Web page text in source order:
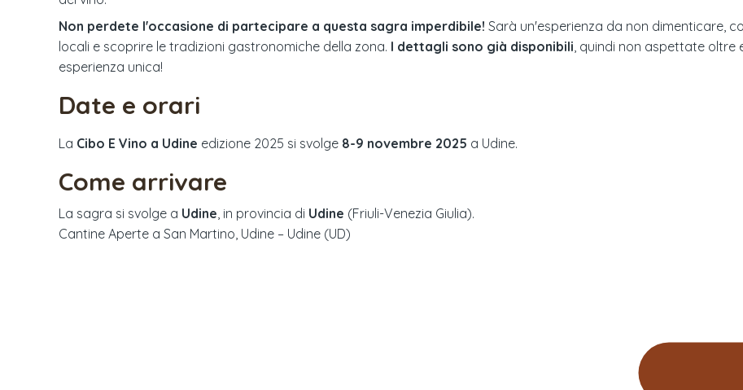
Non perdete l'occasione di partecipare a questa sagra imperdibile! Sarà un'esperienza da non dimenticare,
locali e scoprire le tradizioni gastronomiche della zona. I dettagli sono già disponibili , quindi non aspettate
esperienza unica!
Date e orari
La Cibo E Vino a Udine edizione 2025 si svolge 8-9 novembre 2025 a Udine.
Come arrivare
La sagra si svolge a Udine , in provincia di Udine (Friuli-Venezia Giulia).
Cantine Aperte a San Martino, Udine – Udine (UD)